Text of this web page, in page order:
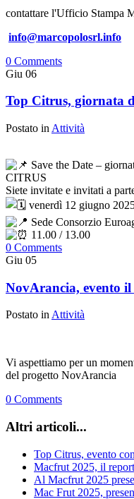
contattare l'Ufficio Stampa
info@marcopolosrl.info
0 Comments
Giu 06
Top Citrus, giornata
Postato in Attività
Save the Date –
CITRUS
Siete invitate e invitati a
venerdì 12 giugno
Sede Consorzio
11.00 / 13.00
0 Comments
Giu 05
NovArancia, evento
Postato in Attività
Vi aspettiamo per un
del progetto NovArancia
0 Comments
Altri articoli...
Top Citrus, evento
Macfrut 2025, il
Al Macfrut 2025
Mac Frut 2025,